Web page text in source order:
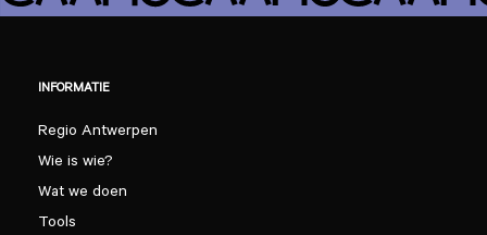
INFORMATIE
Regio Antwerpen
Wie is wie?
Wat we doen
Tools